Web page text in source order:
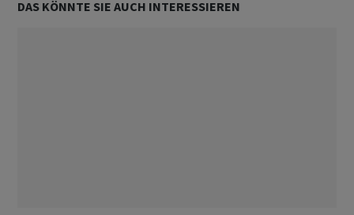
DAS KÖNNTE SIE AUCH INTERESSIEREN